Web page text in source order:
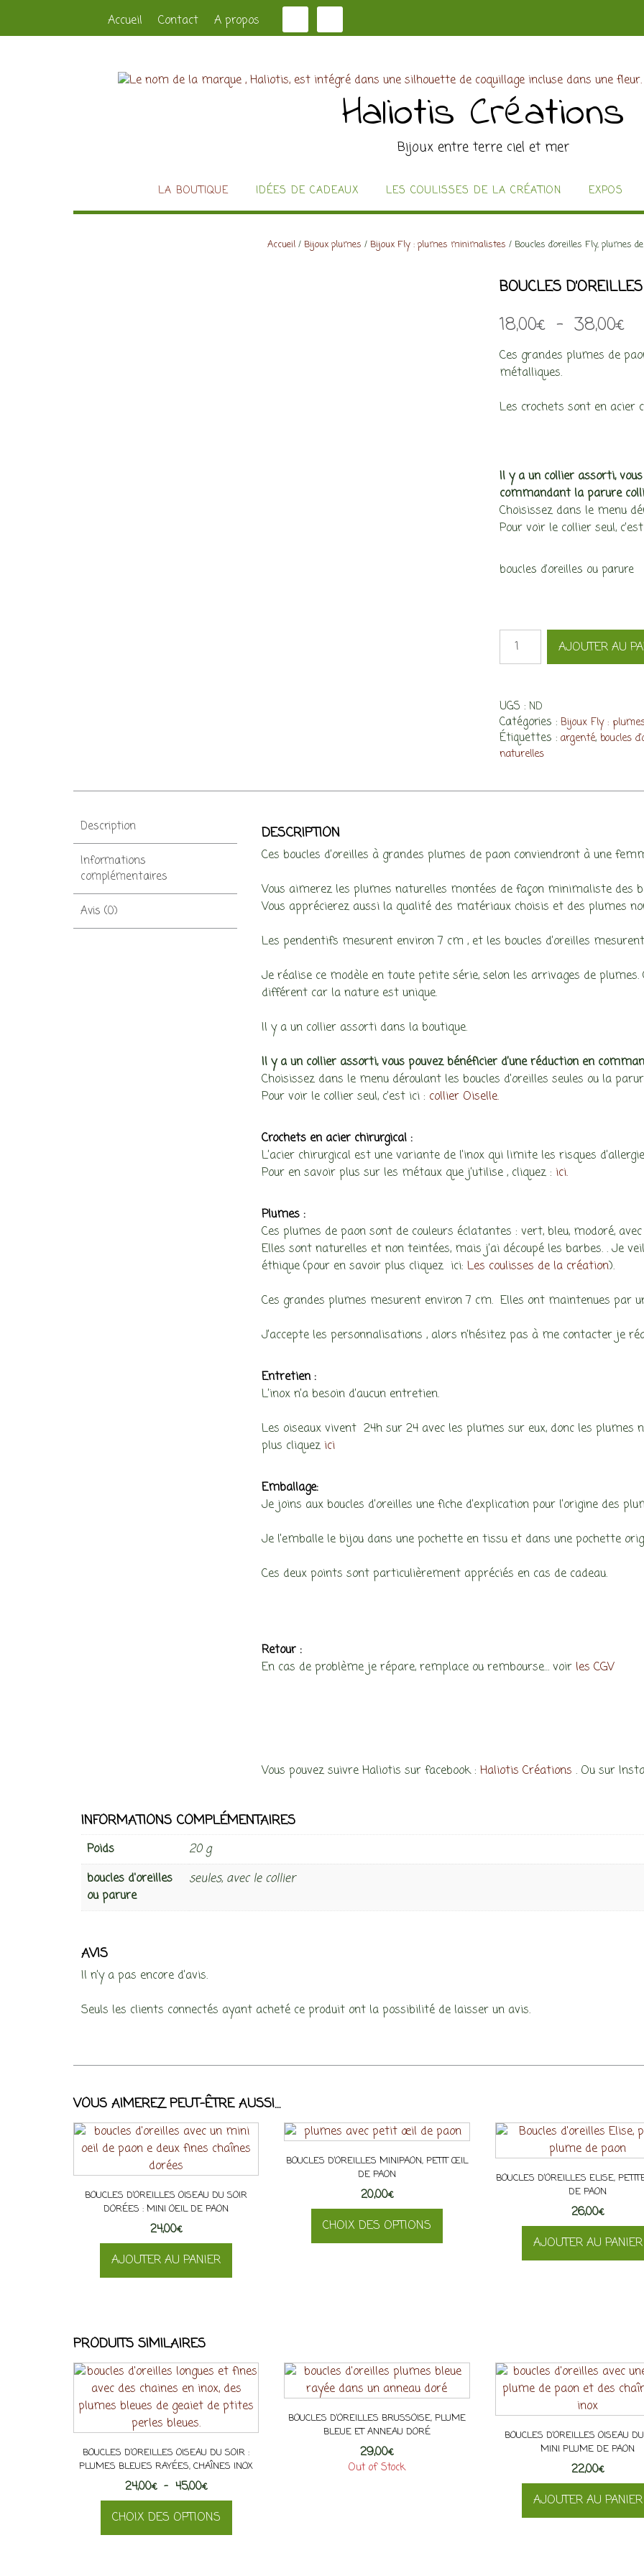
Accueil Contact A propos
Haliotis Créations
Bijoux entre terre ciel et mer
LA BOUTIQUE IDÉES DE CADEAUX LES COULISSES DE LA CRÉATION EXPOS
Accueil/ Bijoux plumes / Bijoux Fly : plumes minimalistes / Boucles d’oreilles Fly, plumes
BOUCLES
18,00€ – 38,00€
de
Ces grandes plumes de
métalliques.
Les crochets sont en acier
Il y a un collier assorti,
commandant la parure
Choisissez dans le menu
Pour voir le collier seul,
boucles d'oreilles ou parure
Boucles
plumes
de
paon
coupées
AJOUTER AU
UGS : ND
Catégories : Bijoux Fly :
Étiquettes : argenté, boucles
naturelles
Description
Informations
complémentaires
Avis (0)
DESCRIPTION
Ces boucles d’oreilles à grandes plumes de paon conviendront à une
Vous aimerez les plumes naturelles montées de façon minimaliste des
Vous apprécierez aussi la qualité des matériaux choisis et des plumes
Les pendentifs mesurent environ 7 cm , et les boucles d’oreilles
Je réalise ce modèle en toute petite série, selon les arrivages de
différent car la nature est unique.
Il y a un collier assorti dans la boutique.
Il y a un collier assorti, vous pouvez bénéficier d’une réduction en
Choisissez dans le menu déroulant les boucles d’oreilles seules ou la
Pour voir le collier seul, c’est ici : collier Oiselle.
Crochets en acier chirurgical :
L’acier chirurgical est une variante de l’inox qui limite les risques
Pour en savoir plus sur les métaux que j’utilise , cliquez : ici.
Plumes :
Ces plumes de paon sont de couleurs éclatantes : vert, bleu, modoré,
Elles sont naturelles et non teintées, mais j’ai découpé les barbes. . Je
éthique (pour en savoir plus cliquez ici:Les coulisses de la création).
Ces grandes plumes mesurent environ 7 cm. Elles ont maintenues par
J’accepte les personnalisations , alors n’hésitez pas à me contacter je
Entretien :
L’inox n’a besoin d’aucun entretien.
Les oiseaux vivent 24h sur 24 avec les plumes sur eux, donc les plumes
plus cliquez ici
Emballage:
Je joins aux boucles d’oreilles une fiche d’explication pour l’origine des
Je l’emballe le bijou dans une pochette en tissu et dans une pochette
Ces deux points sont particulièrement appréciés en cas de cadeau.
Retour :
En cas de problème je répare, remplace ou rembourse… voir les CGV
Vous pouvez suivre Haliotis sur facebook :Haliotis Créations . Ou sur
INFORMATIONS COMPLÉMENTAIRES
Poids
20 g
boucles d'oreilles
ou parure
seules, avec le collier
AVIS
Il n’y a pas encore d’avis.
Seuls les clients connectés ayant acheté ce produit ont la possibilité de laisser un avis.
VOUS AIMEREZ PEUT-ÊTRE AUSSI…
BOUCLES D’OREILLES OISEAU DU SOIR
DORÉES : MINI OEIL DE PAON
24,00€
AJOUTER AU PANIER
BOUCLES D’OREILLES MINIPAON, PETIT ŒIL
DE PAON
20,00€
CHOIX DES OPTIONS
peuvent
être
sur
page
du
BOUCLES D’OREILLES ELISE,
DE PAON
26,00€
AJOUTER AU PANIER
PRODUITS SIMILAIRES
BOUCLES D’OREILLES OISEAU DU SOIR :
PLUMES BLEUES RAYÉES, CHAÎNES INOX
24,00€ – 45,00€Plage
de
prix :
24,00€
CHOIX DES OPTIONS
BOUCLES D’OREILLES BRUSSOISE, PLUME
BLEUE ET ANNEAU DORÉ
29,00€
Out of Stock
BOUCLES D’OREILLES OISEAU
MINI PLUME DE PAON
22,00€
AJOUTER AU PANIER